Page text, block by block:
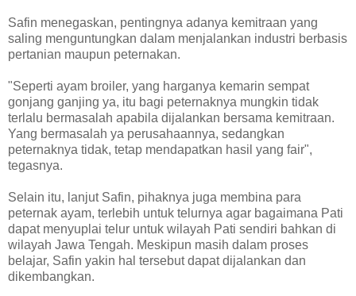
Safin menegaskan, pentingnya adanya kemitraan yang
saling menguntungkan dalam menjalankan industri berbasis
pertanian maupun peternakan.
"Seperti ayam broiler, yang harganya kemarin sempat
gonjang ganjing ya, itu bagi peternaknya mungkin tidak
terlalu bermasalah apabila dijalankan bersama kemitraan.
Yang bermasalah ya perusahaannya, sedangkan
peternaknya tidak, tetap mendapatkan hasil yang fair",
tegasnya.
Selain itu, lanjut Safin, pihaknya juga membina para
peternak ayam, terlebih untuk telurnya agar bagaimana Pati
dapat menyuplai telur untuk wilayah Pati sendiri bahkan di
wilayah Jawa Tengah. Meskipun masih dalam proses
belajar, Safin yakin hal tersebut dapat dijalankan dan
dikembangkan.